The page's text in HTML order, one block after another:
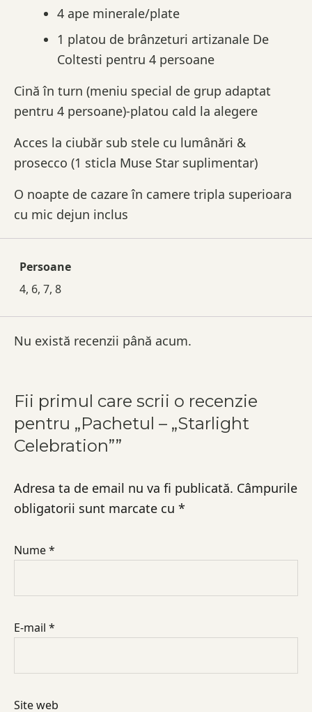
4 ape minerale/plate
1 platou de brânzeturi artizanale De
Coltesti pentru 4 persoane
Cină în turn (meniu special de grup adaptat
pentru 4 persoane)-platou cald la alegere
Acces la ciubăr sub stele cu lumânări &
prosecco (1 sticla Muse Star suplimentar)
O noapte de cazare în camere tripla superioara
cu mic dejun inclus
Persoane
4, 6, 7, 8
Nu există recenzii până acum.
Fii primul care scrii o recenzie
pentru „Pachetul – „Starlight
Celebration””
Adresa ta de email nu va fi publicată. Câmpurile
obligatorii sunt marcate cu *
Nume*
E-mail *
Site web